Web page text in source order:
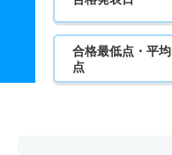
合格最低点・平均
点